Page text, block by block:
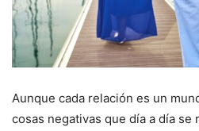
Aunque cada relación es un
cosas negativas que día a día se